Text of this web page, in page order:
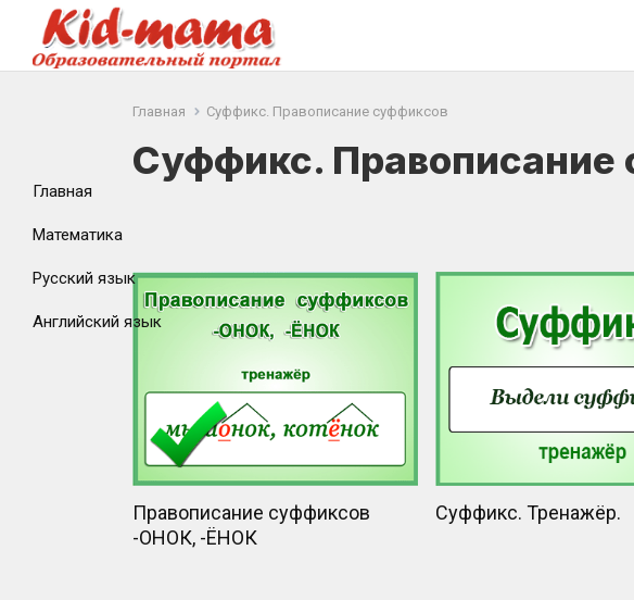
Главная
Математика
Русский язык
Английский язык
Главная Суффикс. Правописание суффиксов
Суффикс. Правописание
Правописание суффиксов
-ОНОК, -ЁНОК
Суффикс. Тренажёр.